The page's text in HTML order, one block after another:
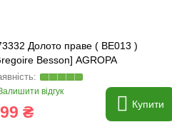
Долото праве ( BE013 )
Besson] AGROPA
відгук
₴ Купити